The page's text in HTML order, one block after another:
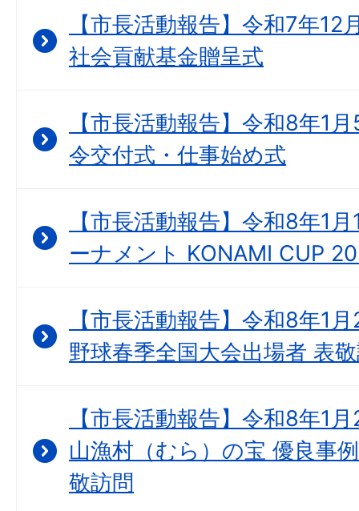
【市長活動報告】令和7年
社会貢献基金贈呈式
【市長活動報告】令和8年1
令交付式・仕事始め式
【市長活動報告】令和8年1
ーナメント KONAMI CUP
【市長活動報告】令和8年1
野球春季全国大会出場者 表
【市長活動報告】令和8年1
山漁村（むら）の宝 優良事
敬訪問